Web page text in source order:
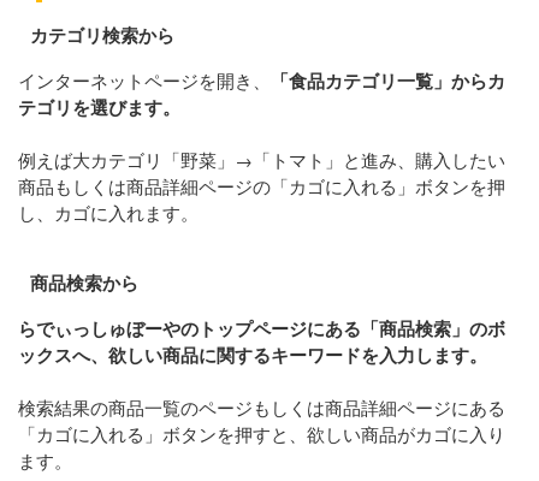
カテゴリ検索から
インターネットページを開き、
「食品カテゴリ一覧」からカ
テゴリを選びます。
例えば大カテゴリ「野菜」→「トマト」と進み、購入したい
商品もしくは商品詳細ページの「カゴに入れる」ボタンを押
し、カゴに入れます。
商品検索から
らでぃっしゅぼーやのトップページにある「商品検索」のボ
ックスへ、欲しい商品に関するキーワードを入力します。
検索結果の商品一覧のページもしくは商品詳細ページにある
「カゴに入れる」ボタンを押すと、欲しい商品がカゴに入り
ます。